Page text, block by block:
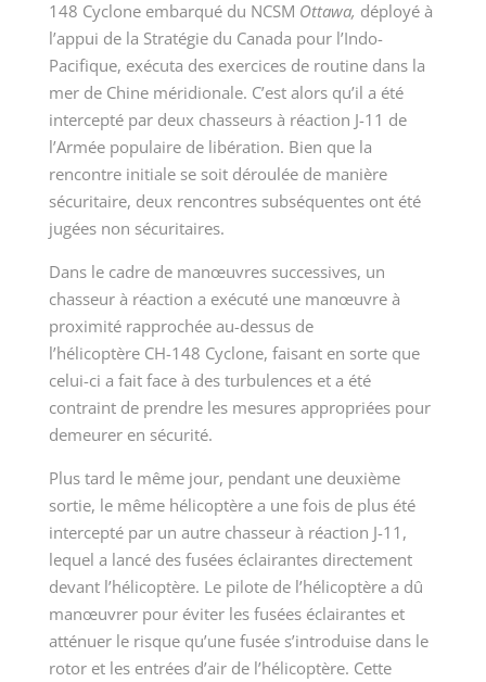
148 Cyclone embarqué du NCSM Ottawa, déployé à
l’appui de la Stratégie du Canada pour l’Indo-
Pacifique, exécuta des exercices de routine dans la
mer de Chine méridionale. C’est alors qu’il a été
intercepté par deux chasseurs à réaction J-11 de
l’Armée populaire de libération. Bien que la
rencontre initiale se soit déroulée de manière
sécuritaire, deux rencontres subséquentes ont été
jugées non sécuritaires.
Dans le cadre de manœuvres successives, un
chasseur à réaction a exécuté une manœuvre à
proximité rapprochée au-dessus de
l’hélicoptère CH-148 Cyclone, faisant en sorte que
celui-ci a fait face à des turbulences et a été
contraint de prendre les mesures appropriées pour
demeurer en sécurité.
Plus tard le même jour, pendant une deuxième
sortie, le même hélicoptère a une fois de plus été
intercepté par un autre chasseur à réaction J-11,
lequel a lancé des fusées éclairantes directement
devant l’hélicoptère. Le pilote de l’hélicoptère a dû
manœuvrer pour éviter les fusées éclairantes et
atténuer le risque qu’une fusée s’introduise dans le
rotor et les entrées d’air de l’hélicoptère. Cette